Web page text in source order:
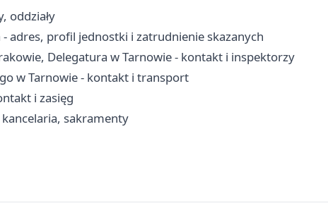
oddziały
adres, profil jednostki i zatrudnienie skazanych
Delegatura w Tarnowie - kontakt i inspektorzy
w Tarnowie - kontakt i transport
i zasięg
sakramenty